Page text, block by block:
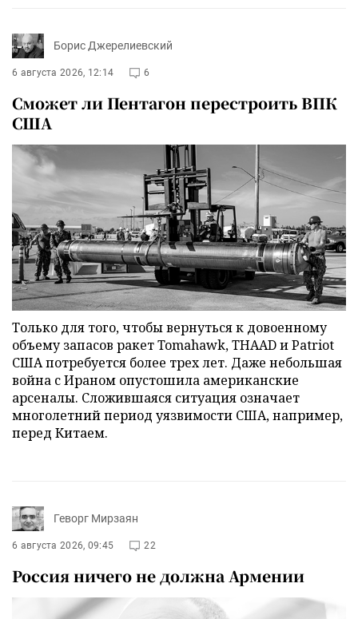
Борис Джерелиевский
6 августа 2026, 12:14 6
Сможет ли Пентагон перестроить ВПК
США
Только для того, чтобы вернуться к довоенному
объему запасов ракет Tomahawk, THAAD и Patriot
США потребуется более трех лет. Даже небольшая
война с Ираном опустошила американские
арсеналы. Сложившаяся ситуация означает
многолетний период уязвимости США, например,
перед Китаем.
Геворг Мирзаян
6 августа 2026, 09:45 22
Россия ничего не должна Армении